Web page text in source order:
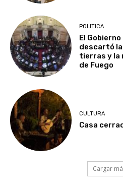
POLITICA
El
descartó
tierras y la
de Fuego
CULTURA
Casa
Cargar